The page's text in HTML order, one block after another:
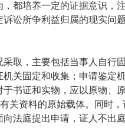
都培养一定的证据意识，
讼所争利益归属的现实问题
取，主要包括当事人自行
关固定和收集；申请鉴定
书证和实物，应以原物、
关资料的原始载体。同时
法庭提出申请，证人不出